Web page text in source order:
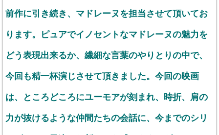
前作に引き続き、マドレーヌを担当させて頂いてお
ります。ピュアでイノセントなマドレーヌの魅力を
どう表現出来るか、繊細な言葉のやりとりの中で、
今回も精一杯演じさせて頂きました。今回の映画
は、ところどころにユーモアが刻まれ、時折、肩の
力が抜けるような仲間たちの会話に、今までのシリ